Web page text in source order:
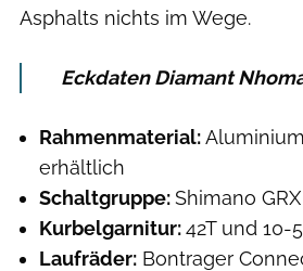
Asphalts nichts im Wege.
Eckdaten Diamant
Rahmenmaterial:
erhältlich
Schaltgruppe:Shimano
Kurbelgarnitur:42T und 10-
Laufräder: Bontrager